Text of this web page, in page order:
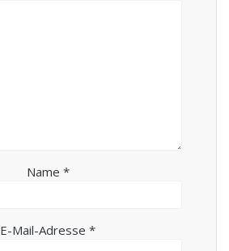
Name *
E-Mail-Adresse *